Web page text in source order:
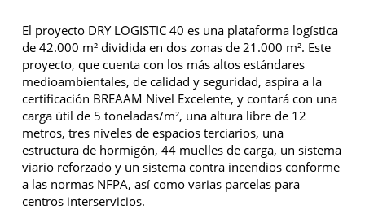
El proyecto DRY LOGISTIC 40 es una plataforma logística
de 42.000 m² dividida en dos zonas de 21.000 m². Este
proyecto, que cuenta con los más altos estándares
medioambientales, de calidad y seguridad, aspira a la
certificación BREAAM Nivel Excelente, y contará con una
carga útil de 5 toneladas/m², una altura libre de 12
metros, tres niveles de espacios terciarios, una
estructura de hormigón, 44 muelles de carga, un sistema
viario reforzado y un sistema contra incendios conforme
a las normas NFPA, así como varias parcelas para
centros interservicios.